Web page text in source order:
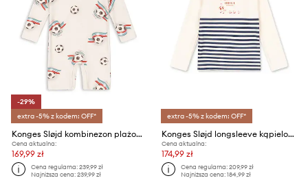
-29%
extra -5% z kodem: OFF*
Konges Sløjd kombinezon plażowy dziecięcy ASTER ONESIE GRS
Cena aktualna:
169,99 zł
Cena regularna:239,99 zł
Najniższa cena:239,99 zł
extra -5% z kodem: OFF*
Konges Sløjd longsleeve kąpielowy dziecięcy ASTER SWIM BLOUSE GRS
Cena aktualna:
174,99 zł
Cena regularna:209,99 zł
Najniższa cena:184,99 zł